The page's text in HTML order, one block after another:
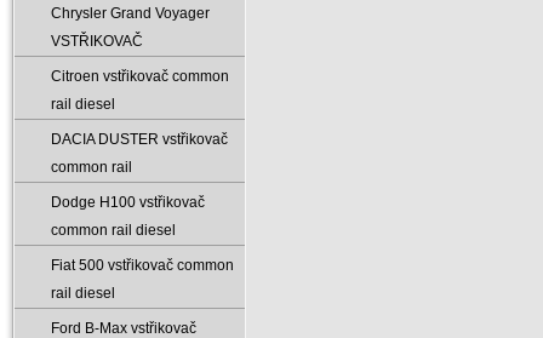
Chrysler Grand Voyager
VSTŘIKOVAČ
Citroen vstřikovač common
rail diesel
DACIA DUSTER vstřikovač
common rail
Dodge H100 vstřikovač
common rail diesel
Fiat 500 vstřikovač common
rail diesel
Ford B-Max vstřikovač